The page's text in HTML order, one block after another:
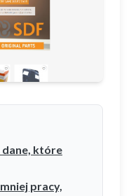
dane, które
pracy,